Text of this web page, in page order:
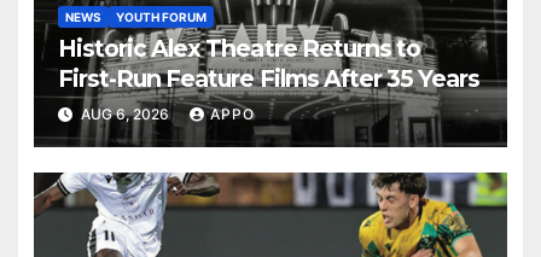
NEWS YOUTH FORUM
Historic Alex Theatre Returns to
First-Run Feature Films After 35 Years
AUG 6, 2026 APPO